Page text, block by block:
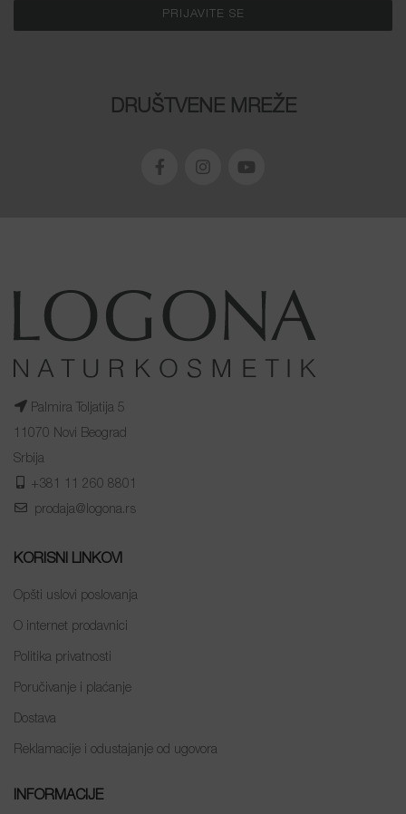
DRUŠTVENE MREŽE
Palmira Toljatija 5
11070 Novi Beograd
Srbija
+381 11 260 8801
prodaja@logona.rs
KORISNI LINKOVI
Opšti uslovi poslovanja
O internet prodavnici
Politika privatnosti
Poručivanje i plaćanje
Dostava
Reklamacije i odustajanje od ugovora
INFORMACIJE